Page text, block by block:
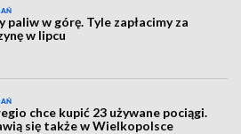
paliw w górę. Tyle zapłacimy za
w lipcu
chce kupić 23 używane pociągi.
się także w Wielkopolsce